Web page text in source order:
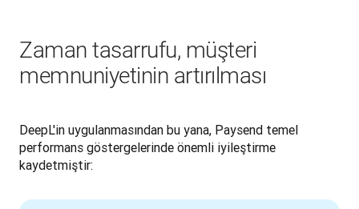
Zaman tasarrufu, müşteri
memnuniyetinin artırılması
DeepL'in uygulanmasından bu yana, Paysend temel
performans göstergelerinde önemli iyileştirme
kaydetmiştir: